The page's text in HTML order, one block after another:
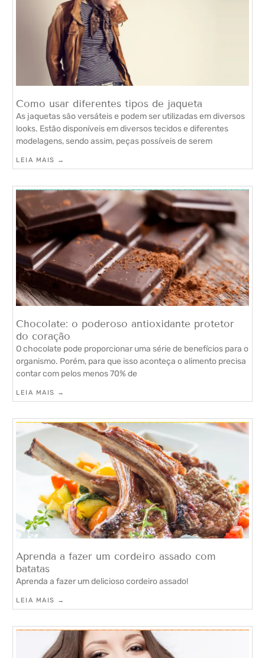
Como usar diferentes tipos de jaqueta
As jaquetas são versáteis e podem ser utilizadas em diversos
looks. Estão disponíveis em diversos tecidos e diferentes
modelagens, sendo assim, peças possíveis de serem
LEIA MAIS →
Chocolate: o poderoso antioxidante protetor
do coração
O chocolate pode proporcionar uma série de benefícios para o
organismo. Porém, para que isso aconteça o alimento precisa
contar com pelos menos 70% de
LEIA MAIS →
Aprenda a fazer um cordeiro assado com
batatas
Aprenda a fazer um delicioso cordeiro assado!
LEIA MAIS →